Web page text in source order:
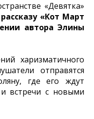
«Девятка»
«Кот Март
автора Элины
харизматичного
отправятся
где его ждут
встречи с новыми